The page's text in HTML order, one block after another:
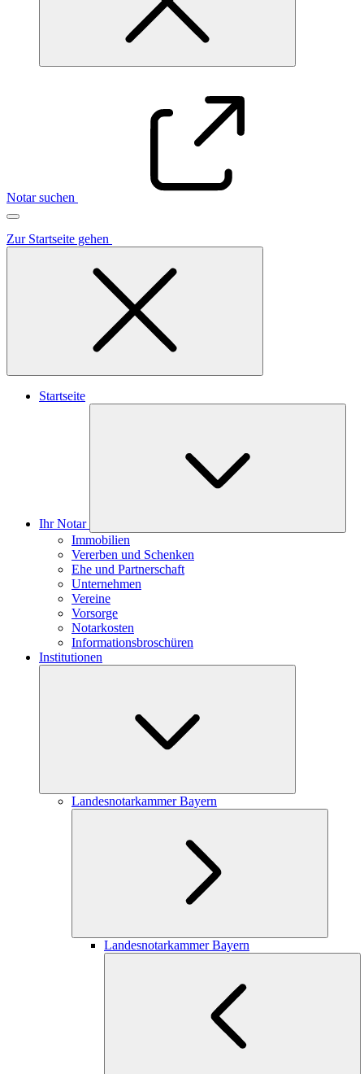
Notar suchen
Zur Startseite gehen
Startseite
Ihr Notar
Immobilien
Vererben und Schenken
Ehe und Partnerschaft
Unternehmen
Vereine
Vorsorge
Notarkosten
Informationsbroschüren
Institutionen
Landesnotarkammer Bayern
Landesnotarkammer Bayern